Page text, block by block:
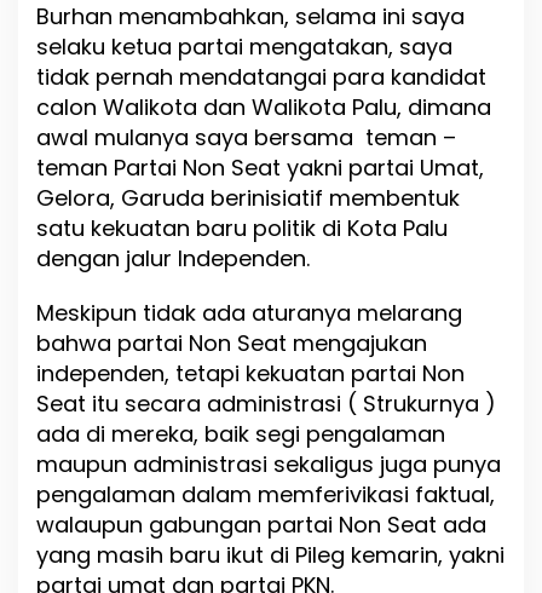
2
4
Burhan menambahkan, selama ini saya
selaku ketua partai mengatakan, saya
tidak pernah mendatangai para kandidat
calon Walikota dan Walikota Palu, dimana
awal mulanya saya bersama teman –
teman Partai Non Seat yakni partai Umat,
Gelora, Garuda berinisiatif membentuk
satu kekuatan baru politik di Kota Palu
dengan jalur Independen.
Meskipun tidak ada aturanya melarang
bahwa partai Non Seat mengajukan
independen, tetapi kekuatan partai Non
Seat itu secara administrasi ( Strukurnya )
ada di mereka, baik segi pengalaman
maupun administrasi sekaligus juga punya
pengalaman dalam memferivikasi faktual,
walaupun gabungan partai Non Seat ada
yang masih baru ikut di Pileg kemarin, yakni
partai umat dan partai PKN.